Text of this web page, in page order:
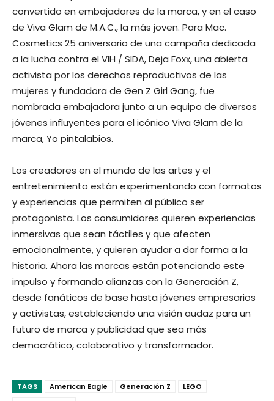
convertido en embajadores de la marca, y en el caso
de Viva Glam de M.A.C., la más joven. Para Mac.
Cosmetics 25 aniversario de una campaña dedicada
a la lucha contra el VIH / SIDA, Deja Foxx, una abierta
activista por los derechos reproductivos de las
mujeres y fundadora de Gen Z Girl Gang, fue
nombrada embajadora junto a un equipo de diversos
jóvenes influyentes para el icónico Viva Glam de la
marca, Yo pintalabios.
Los creadores en el mundo de las artes y el
entretenimiento están experimentando con formatos
y experiencias que permiten al público ser
protagonista. Los consumidores quieren experiencias
inmersivas que sean táctiles y que afecten
emocionalmente, y quieren ayudar a dar forma a la
historia. Ahora las marcas están potenciando este
impulso y formando alianzas con la Generación Z,
desde fanáticos de base hasta jóvenes empresarios
y activistas, estableciendo una visión audaz para un
futuro de marca y publicidad que sea más
democrático, colaborativo y transformador.
TAGS American Eagle Generación Z
LEGO